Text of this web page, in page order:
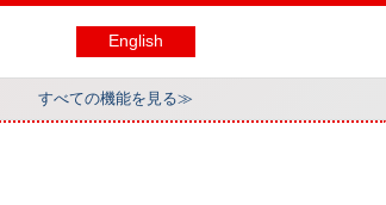
English
すべての機能を見る≫